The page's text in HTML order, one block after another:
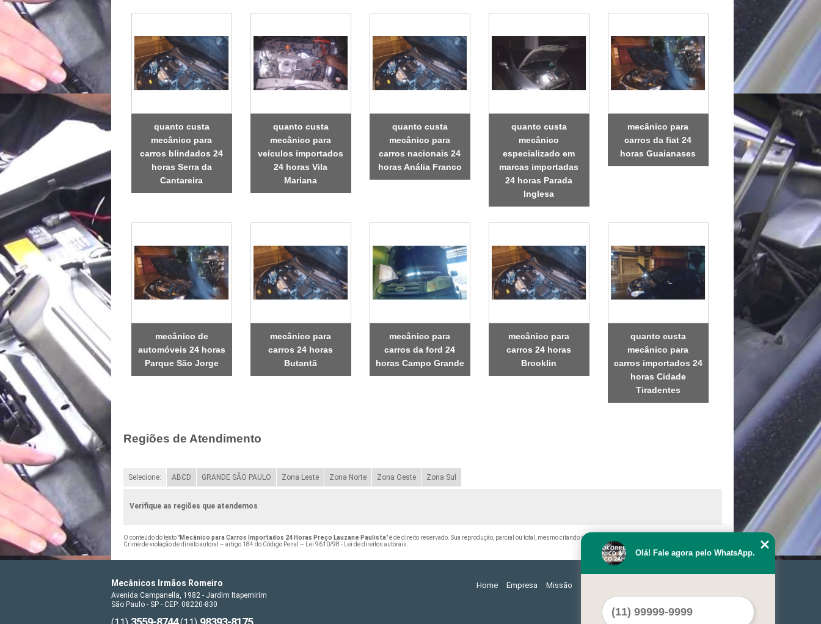
quanto custa
mecânico para
carros blindados 24
horas Serra da
Cantareira
quanto custa
mecânico para
veículos importados
24 horas Vila
Mariana
quanto custa
mecânico para
carros nacionais 24
horas Anália Franco
quanto custa
mecânico
especializado em
marcas importadas
24 horas Parada
Inglesa
mecânico para
carros da fiat 24
horas Guaianases
mecânico de
automóveis 24 horas
Parque São Jorge
mecânico para
carros 24 horas
Butantã
mecânico para
carros da ford 24
horas Campo Grande
mecânico para
carros 24 horas
Brooklin
quanto custa
mecânico para
carros importados 24
horas Cidade
Tiradentes
Regiões de Atendimento
Selecione: ABCD GRANDE SÃO PAULO Zona Leste Zona Norte Zona Oeste Zona Sul
Verifique as regiões que atendemos
O conteúdo do texto "Mecânico para Carros Importados 24 Horas Preço Lauzane Paulista" é de direito reservado. Sua reprodução, parcial ou total, mesmo citando nossos links, é proibida sem a autorização do autor.
Crime de violação de direito autoral – artigo 184 do Código Penal – Lei 9610/98 - Lei de direitos autorais.
Mecânicos Irmãos Romeiro
Avenida Campanella, 1982 - Jardim Itapemirim
São Paulo - SP - CEP: 08220-830
Home Empresa Missão
Olá! Fale agora pelo WhatsApp.